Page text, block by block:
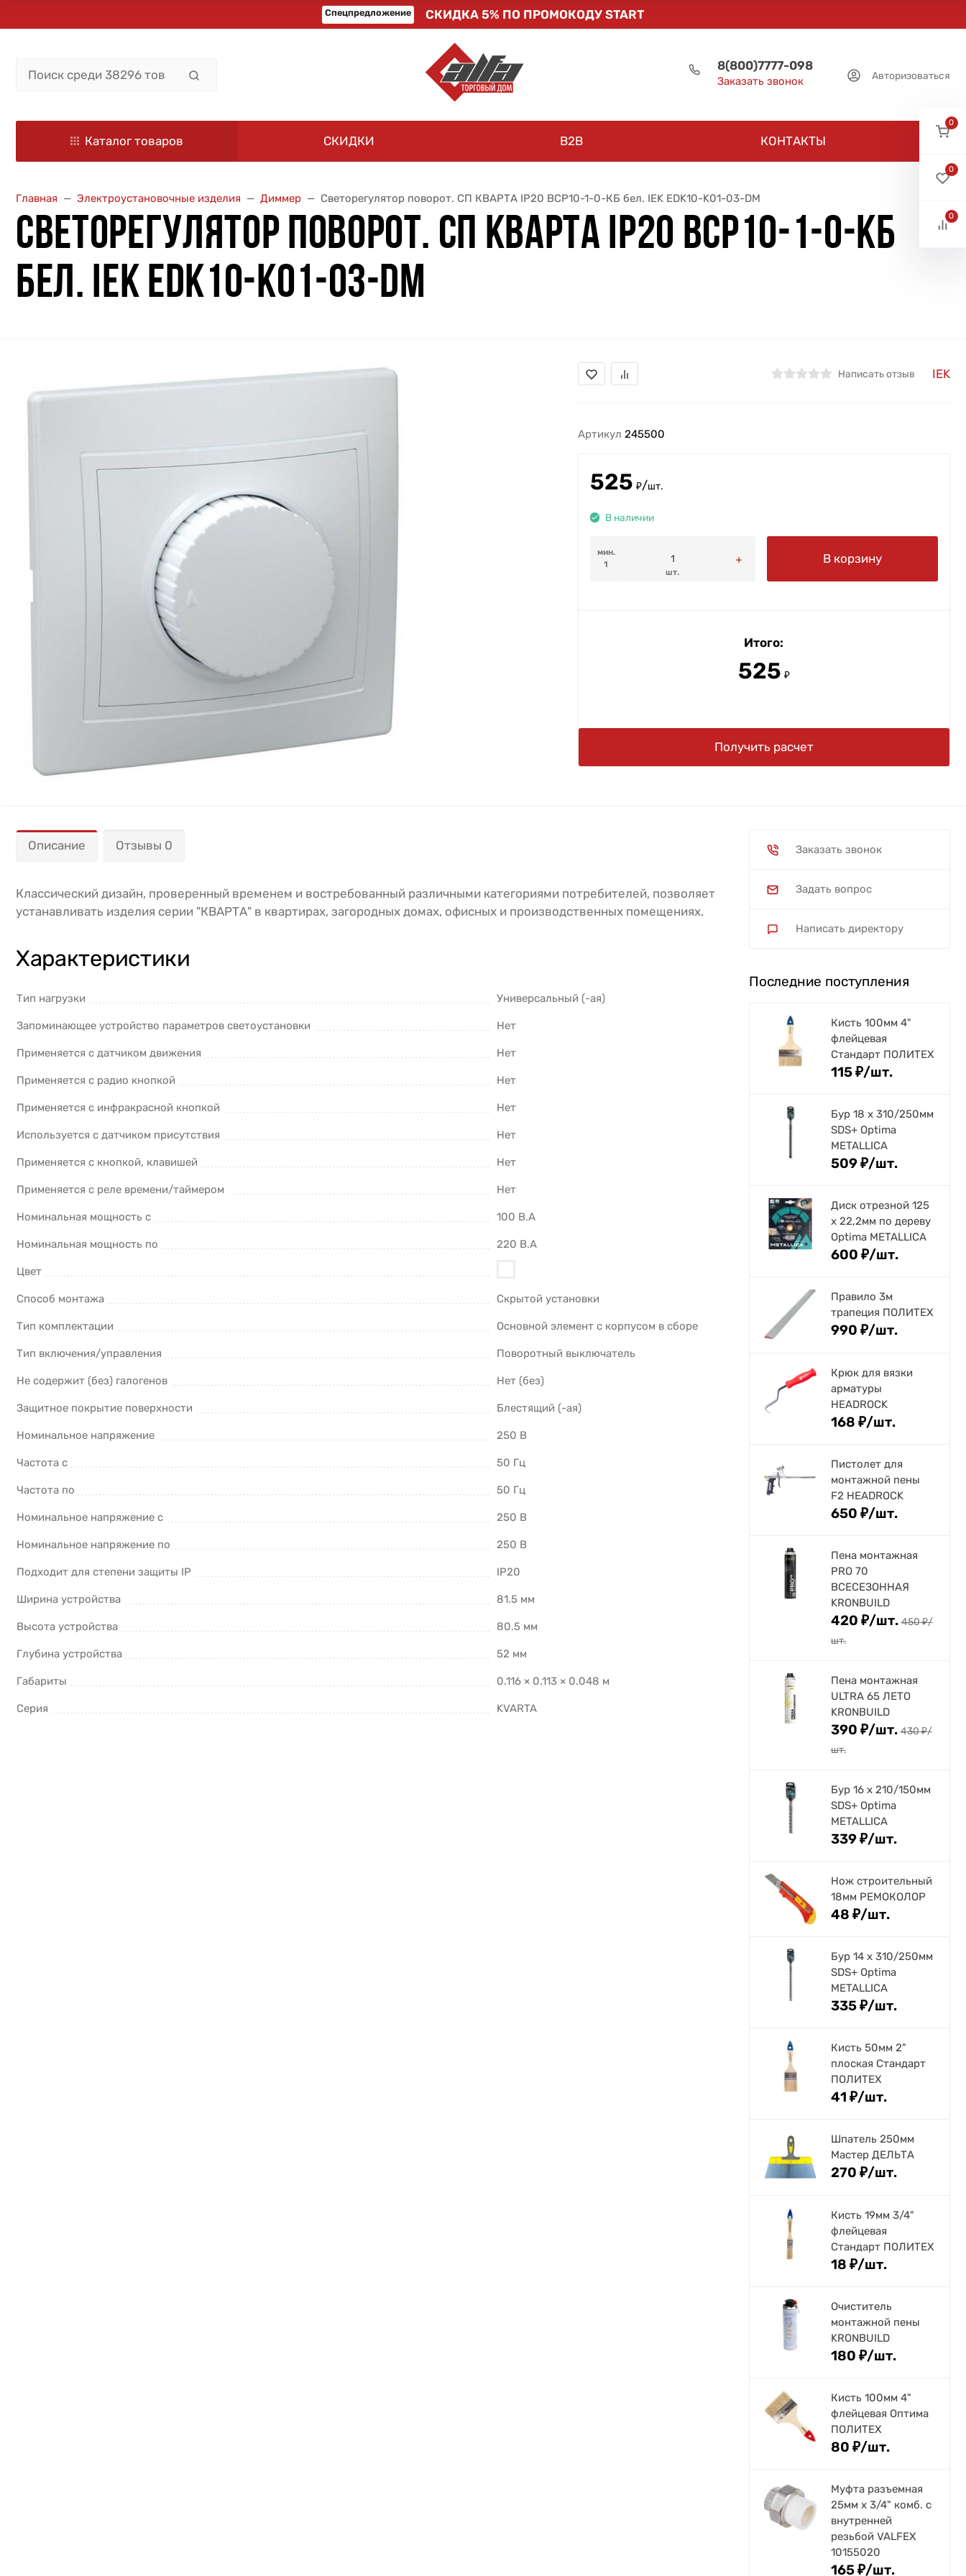
Спецпредложение СКИДКА 5% ПО ПРОМОКОДУ START
8(800)7777-098
Заказать звонок Авторизоваться
Каталог товаров СКИДКИ B2B КОНТАКТЫ
Главная Электроустановочные изделия Диммер Светорегулятор поворот. СП КВАРТА IP20 ВСР10-1-0-КБ бел. IEK EDK10-K01-03-DM
СВЕТОРЕГУЛЯТОР ПОВОРОТ. СП КВАРТА IP20 ВСР10-1-0-КБ
БЕЛ. IEK EDK10-K01-03-DM
Написать отзыв IEK
Артикул 245500
525 ₽/шт.
В наличии
мин.
1
шт.
В корзину
Итого:
525 ₽
Получить расчет
Описание Отзывы 0
Классический дизайн, проверенный временем и востребованный различными категориями потребителей, позволяет
устанавливать изделия серии "КВАРТА" в квартирах, загородных домах, офисных и производственных помещениях.
Характеристики
Тип нагрузки Универсальный (-ая)
Запоминающее устройство параметров светоустановки Нет
Применяется с датчиком движения Нет
Применяется с радио кнопкой Нет
Применяется с инфракрасной кнопкой Нет
Используется с датчиком присутствия Нет
Применяется с кнопкой, клавишей Нет
Применяется с реле времени/таймером Нет
Номинальная мощность с 100 В.А
Номинальная мощность по 220 В.А
Цвет
Способ монтажа Скрытой установки
Тип комплектации Основной элемент с корпусом в сборе
Тип включения/управления Поворотный выключатель
Не содержит (без) галогенов Нет (без)
Защитное покрытие поверхности Блестящий (-ая)
Номинальное напряжение 250 В
Частота с 50 Гц
Частота по 50 Гц
Номинальное напряжение с 250 В
Номинальное напряжение по 250 В
Подходит для степени защиты IP IP20
Ширина устройства 81.5 мм
Высота устройства 80.5 мм
Глубина устройства 52 мм
Габариты 0.116 × 0.113 × 0.048 м
Серия KVARTA
Заказать звонок
Задать вопрос
Написать директору
Последние поступления
Кисть 100мм 4"
флейцевая
Стандарт ПОЛИТЕХ
115₽/шт.
Бур 18 х 310/250мм
SDS+ Optima
METALLICA
509₽/шт.
Диск отрезной 125
x 22,2мм по дереву
Optima METALLICA
600 ₽/шт.
Правило 3м
трапеция ПОЛИТЕХ
990 ₽/шт.
Крюк для вязки
арматуры
HEADROCK
168 ₽/шт.
Пистолет для
монтажной пены
F2 HEADROCK
650 ₽/шт.
Пена монтажная
PRO 70
ВСЕСЕЗОННАЯ
KRONBUILD
420 ₽/шт. 450₽/
шт.
Пена монтажная
ULTRA 65 ЛЕТО
KRONBUILD
390 ₽/шт. 430₽/
шт.
Бур 16 х 210/150мм
SDS+ Optima
METALLICA
339₽/шт.
Нож строительный
18мм РЕМОКОЛОР
48 ₽/шт.
Бур 14 х 310/250мм
SDS+ Optima
METALLICA
335₽/шт.
Кисть 50мм 2"
плоская Стандарт
ПОЛИТЕХ
41 ₽/шт.
Шпатель 250мм
Мастер ДЕЛЬТА
270 ₽/шт.
Кисть 19мм 3/4"
флейцевая
Стандарт ПОЛИТЕХ
18 ₽/шт.
Очиститель
монтажной пены
KRONBUILD
180 ₽/шт.
Кисть 100мм 4"
флейцевая Оптима
ПОЛИТЕХ
80 ₽/шт.
Муфта разъемная
25мм х 3/4" комб. с
внутренней
резьбой VALFEX
10155020
165₽/шт.
0
0
0